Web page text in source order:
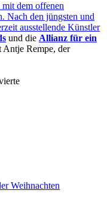
dem offenen
Nach den jüngsten und
ausstellende Künstler
und die Allianz für ein
Antje Rempe, der
Weihnachten